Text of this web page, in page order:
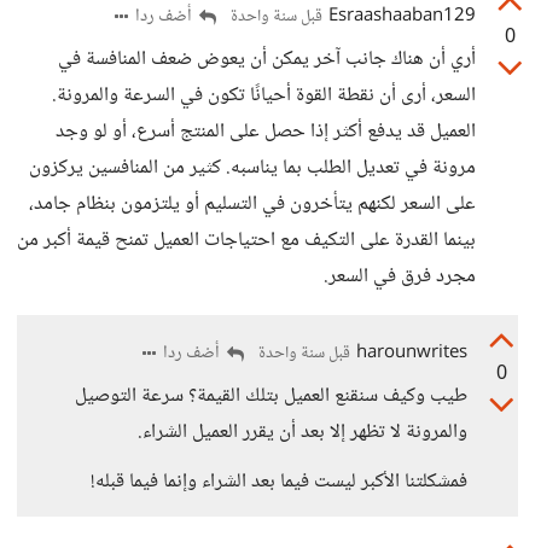
0
Esraashaaban129 قبل سنة واحدة أضف ردا
أري أن هناك جانب آخر يمكن أن يعوض ضعف المنافسة في
السعر، أرى أن نقطة القوة أحيانًا تكون في السرعة والمرونة.
العميل قد يدفع أكثر إذا حصل على المنتج أسرع، أو لو وجد
مرونة في تعديل الطلب بما يناسبه. كثير من المنافسين يركزون
على السعر لكنهم يتأخرون في التسليم أو يلتزمون بنظام جامد،
بينما القدرة على التكيف مع احتياجات العميل تمنح قيمة أكبر من
مجرد فرق في السعر.
0
harounwrites قبل سنة واحدة أضف ردا
طيب وكيف سنقنع العميل بتلك القيمة؟ سرعة التوصيل
والمرونة لا تظهر إلا بعد أن يقرر العميل الشراء.
فمشكلتنا الأكبر ليست فيما بعد الشراء وإنما فيما قبله!